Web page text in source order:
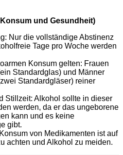
und Gesundheit)
Nur die vollständige Abstinenz
Tage pro Woche werden
Konsum gelten: Frauen
Standardglas) und Männer
Standardgläser) reiner
Stillzeit: Alkohol sollte in dieser
werden, da er das ungeborene
kann und es keine
gibt.
von Medikamenten ist auf
achten und Alkohol zu meiden.